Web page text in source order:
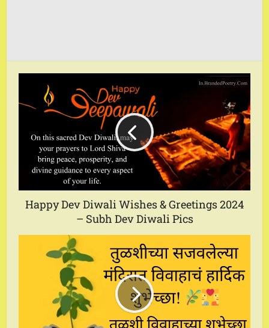
Happy Dev Diwali Wishes & Greetings 2024
– Subh Dev Diwali Pics